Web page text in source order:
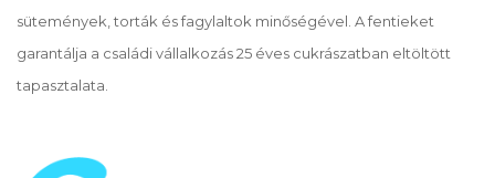
sütemények, torták és fagylaltok minőségével. A fentieket
garantálja a családi vállalkozás 25 éves cukrászatban eltöltött
tapasztalata.